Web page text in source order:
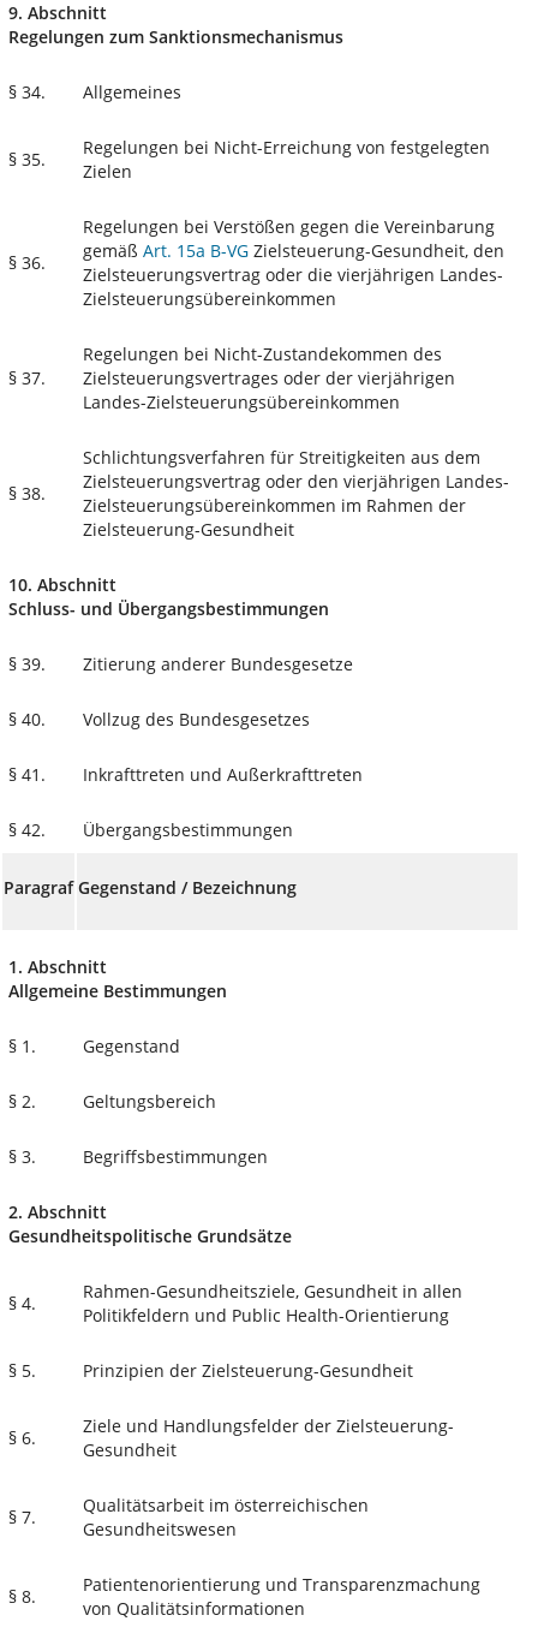
9. Abschnitt
Regelungen zum Sanktionsmechanismus
§ 34. Allgemeines
§ 35.
Regelungen bei Nicht-Erreichung von festgelegten
Zielen
§ 36.
Regelungen bei Verstößen gegen die Vereinbarung
gemäß Art. 15a B-VG Zielsteuerung-Gesundheit, den
Zielsteuerungsvertrag oder die vierjährigen Landes-
Zielsteuerungsübereinkommen
§ 37.
Regelungen bei Nicht-Zustandekommen des
Zielsteuerungsvertrages oder der vierjährigen
Landes-Zielsteuerungsübereinkommen
§ 38.
Schlichtungsverfahren für Streitigkeiten aus dem
Zielsteuerungsvertrag oder den vierjährigen Landes-
Zielsteuerungsübereinkommen im Rahmen der
Zielsteuerung-Gesundheit
10. Abschnitt
Schluss- und Übergangsbestimmungen
§ 39. Zitierung anderer Bundesgesetze
§ 40. Vollzug des Bundesgesetzes
§ 41. Inkrafttreten und Außerkrafttreten
§ 42. Übergangsbestimmungen
Paragraf Gegenstand / Bezeichnung
1. Abschnitt
Allgemeine Bestimmungen
§ 1. Gegenstand
§ 2. Geltungsbereich
§ 3. Begriffsbestimmungen
2. Abschnitt
Gesundheitspolitische Grundsätze
§ 4.
Rahmen-Gesundheitsziele, Gesundheit in allen
Politikfeldern und Public Health-Orientierung
§ 5. Prinzipien der Zielsteuerung-Gesundheit
§ 6.
Ziele und Handlungsfelder der Zielsteuerung-
Gesundheit
§ 7.
Qualitätsarbeit im österreichischen
Gesundheitswesen
§ 8.
Patientenorientierung und Transparenzmachung
von Qualitätsinformationen